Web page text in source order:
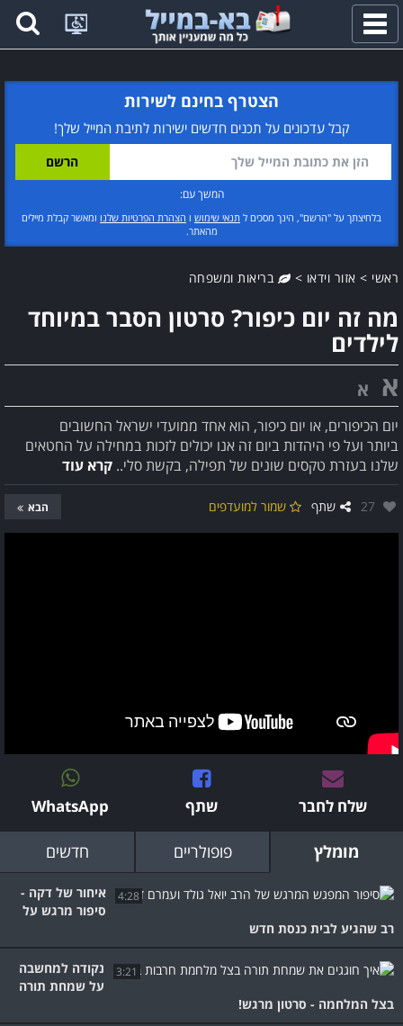
פתח
תפריט
הצטרף בחינם לשירות
קבל עדכונים על תכנים חדשים ישירות לתיבת המייל שלך!
המשך עם:
בלחיצתך על "הרשם", הינך מסכים ל תנאי שימוש ו הצהרת הפרטיות שלנו ומאשר קבלת מיילים
מהאתר.
ראשי > אזור וידאו > בריאות ומשפחה
מה זה יום כיפור? סרטון הסבר במיוחד
לילדים
א א
יום הכיפורים, או יום כיפור, הוא אחד ממועדי ישראל החשובים
ביותר ועל פי היהדות ביום זה אנו יכולים לזכות במחילה על החטאים
שלנו בעזרת טקסים שונים של תפילה, בקשת סלי.. קרא עוד
אהבו:
27 שתף שמור למועדפים הבא
שלח לחבר שתף WhatsApp
מומלץ פופולריים חדשים
4:28
איחור של דקה -
סיפור מרגש על
רב שהגיע לבית כנסת חדש
3:21
נקודה למחשבה
על שמחת תורה
בצל המלחמה - סרטון מרגש!